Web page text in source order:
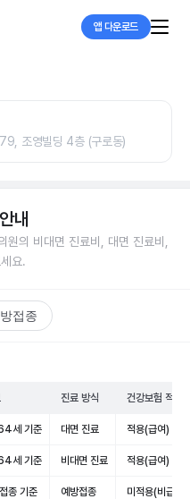
앱 다운로드
조영빌딩 4층 (구로동)
내
원의 비대면 진료비, 대면 진료비,
요.
접종
진료 방식 건강보험 적용
세 기준 대면 진료 적용(급여)
세 기준 비대면 진료 적용(급여)
종 기준 예방접종 미적용(비급여)